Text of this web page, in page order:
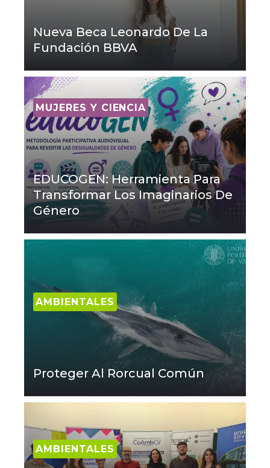
Nueva Beca Leonardo De La
Fundación BBVA
MUJERES Y CIENCIA
EDUCOGEN: Herramienta Para
Transformar Los Imaginarios De
Género
AMBIENTALES
Proteger Al Rorcual Común
AMBIENTALES